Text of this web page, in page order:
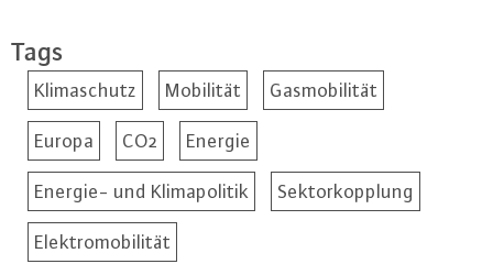
Tags
Klimaschutz Mobilität Gasmobilität
Europa CO2 Energie
Energie- und Klimapolitik Sektorkopplung
Elektromobilität